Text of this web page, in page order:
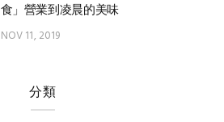
食」營業到凌晨的美味
NOV 11, 2019
分類